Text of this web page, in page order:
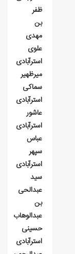
ظفر
بن
مهدی
علوی
استرآبادی
میرظهیر
سماکی
استرآبادی
عاشور
استرآبادی
عباس
سپهر
استرآبادی
سيد
عبدالحی
بن
عبدالوهاب
حسينی
استرآبادی